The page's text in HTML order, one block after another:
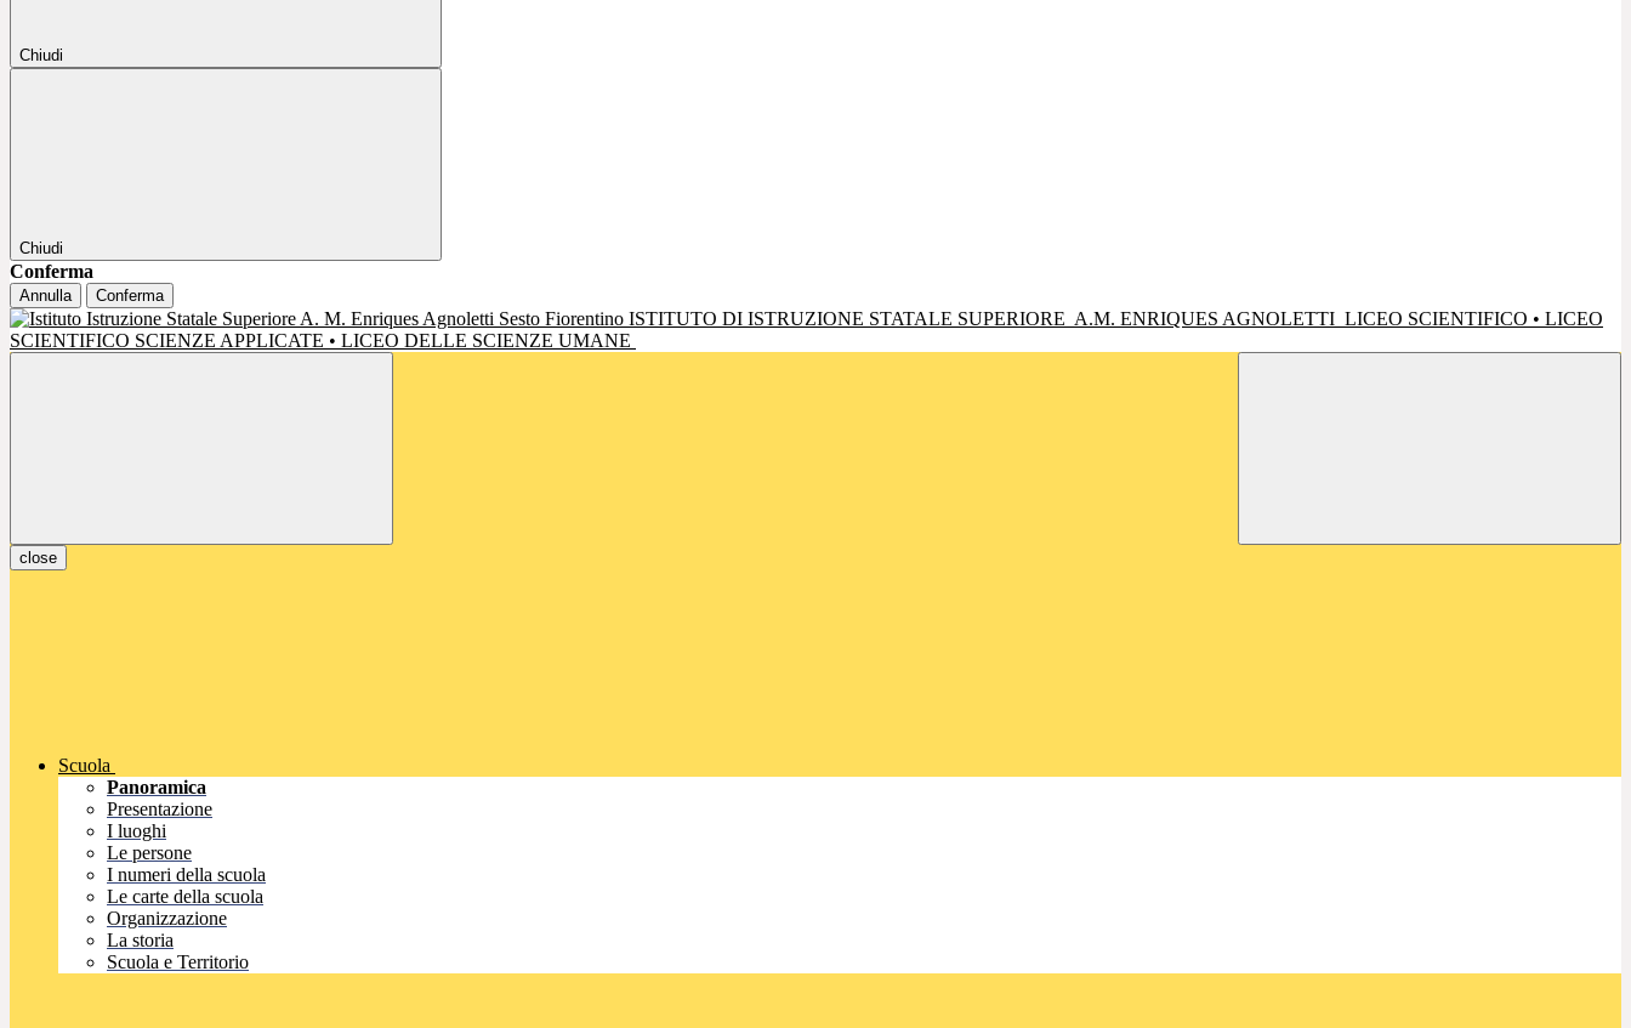
Chiudi
Chiudi
Conferma
Annulla Conferma
ISTITUTO DI ISTRUZIONE STATALE SUPERIORE A.M. ENRIQUES AGNOLETTI LICEO SCIENTIFICO • LICEO
SCIENTIFICO SCIENZE APPLICATE • LICEO DELLE SCIENZE UMANE
close
Scuola
Panoramica
Presentazione
I luoghi
Le persone
I numeri della scuola
Le carte della scuola
Organizzazione
La storia
Scuola e Territorio